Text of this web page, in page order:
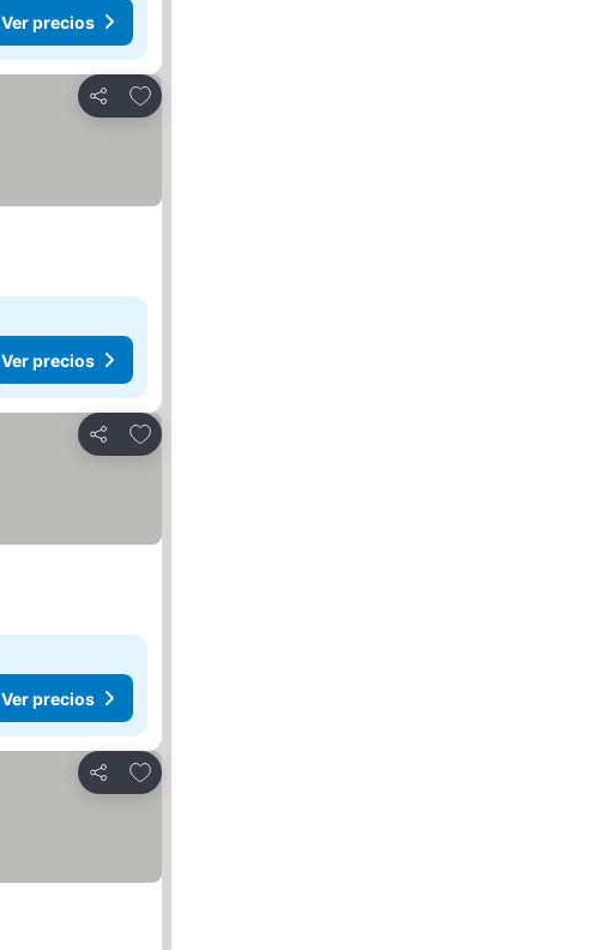
Ver precios
Compartir
Añadir a favoritos
Ver precios
Compartir
Añadir a favoritos
Ver precios
Compartir
Añadir a favoritos